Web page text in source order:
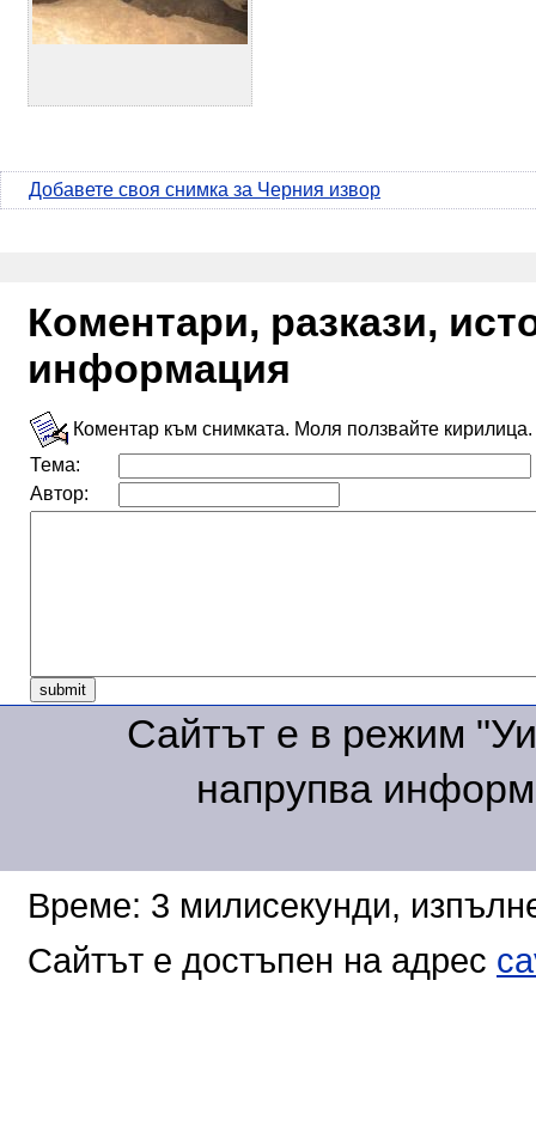
Добавете своя снимка за Черния извор
Коментари, разкази,
информация
Коментар към снимката. Моля ползвайте кирилица.
Тема:
Автор:
Сайтът е в режим
напрупва
Време: 3 милисекунди,
Сайтът е достъпен на адрес